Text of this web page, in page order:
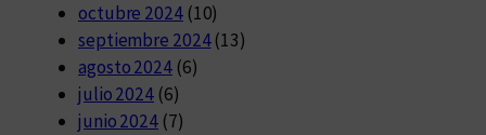
octubre 2024(10)
septiembre 2024(13)
agosto 2024(6)
julio 2024 (6)
junio 2024 (7)